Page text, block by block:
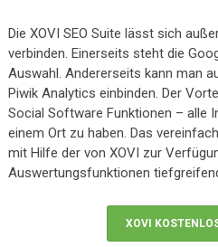
Die XOVI SEO Suite lässt sich
verbinden. Einerseits steht die
Auswahl. Andererseits kann man
Piwik Analytics einbinden. Der
Social Software Funktionen – alle
einem Ort zu haben. Das
mit Hilfe der von XOVI zur
Auswertungsfunktionen
XOVI